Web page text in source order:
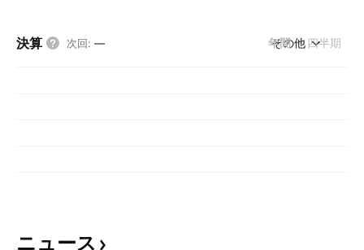
決算 次回: — 年間 四半期
その他
ニュース